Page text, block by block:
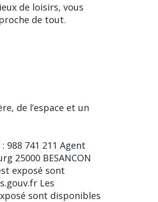
de loisirs, vous
de tout.
de l’espace et un
988 741 211 Agent
25000 BESANCON
exposé sont
Les
sont disponibles